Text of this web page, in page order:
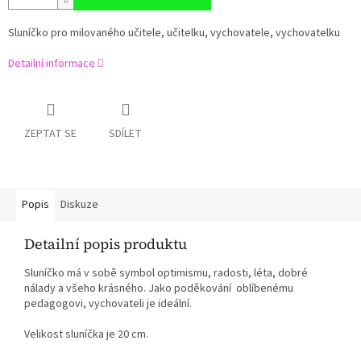
Sluníčko pro milovaného učitele, učitelku, vychovatele, vychovatelku
Detailní informace
ZEPTAT SE SDÍLET
Popis Diskuze
Detailní popis produktu
Sluníčko má v sobě symbol optimismu, radosti, léta, dobré
nálady a všeho krásného. Jako poděkování oblíbenému
pedagogovi, vychovateli je ideální.
Velikost sluníčka je 20 cm.